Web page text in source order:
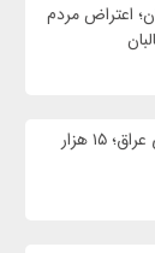
اعتراض مردم
زائران افغانستانی در انتظار ویزای عراق؛ ۱۵ هزار